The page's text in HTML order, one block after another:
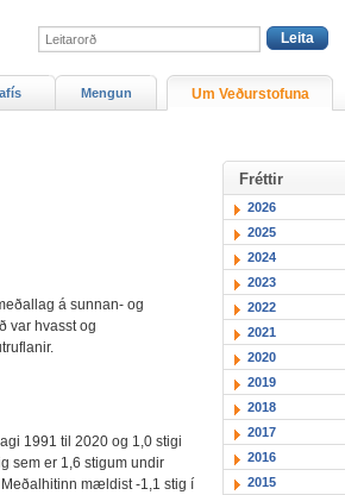
á sunnan- og
var hvasst og
1991 til 2020 og 1,0 stigi
sem er 1,6 stigum undir
mældist -1,1 stig í
Fréttir
2026
2025
2024
2023
2022
2021
2020
2019
2018
2017
2016
2015
Mengun Um Veðurstofuna